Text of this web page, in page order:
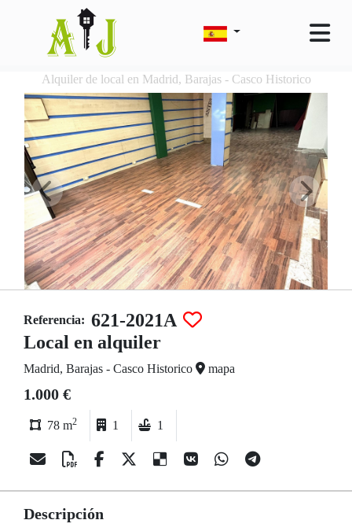
Alquiler de local en Madrid, Barajas - Casco Historico
Referencia: 621-2021A
Local en alquiler
Madrid, Barajas - Casco Historico mapa
1.000 €
78 m2 1 1
Descripción